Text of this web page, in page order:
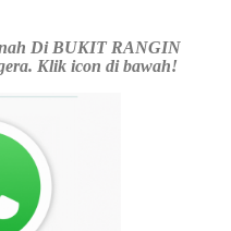
Di BUKIT RANGIN
Klik icon di bawah!